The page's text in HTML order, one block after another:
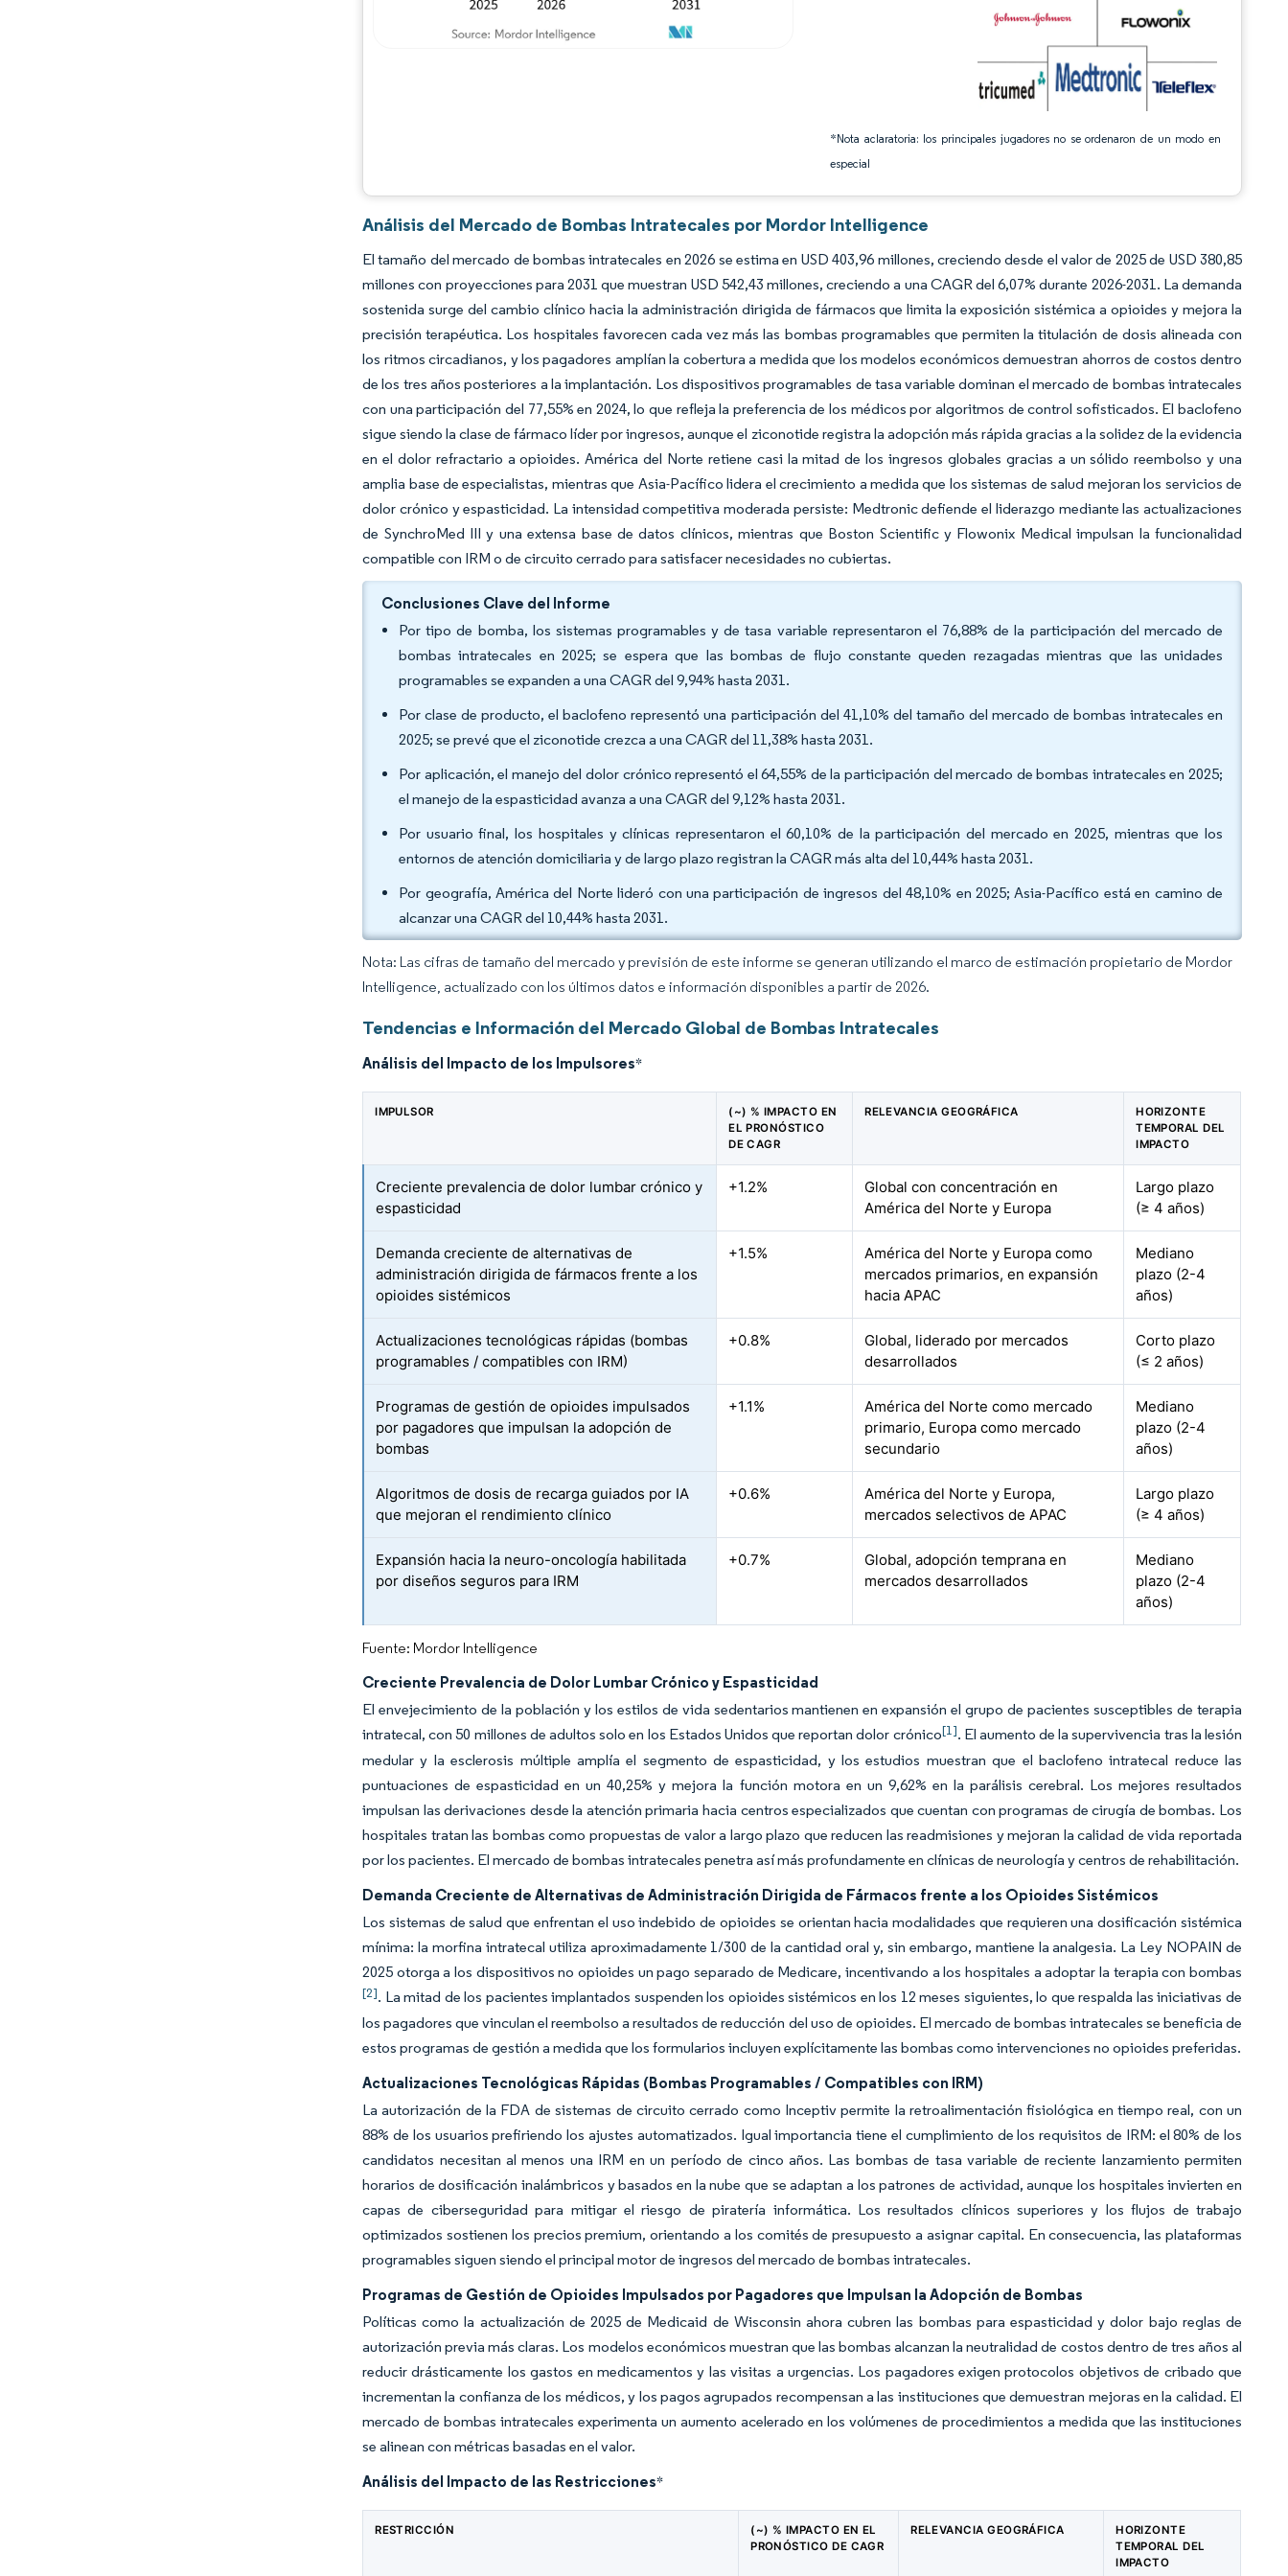
*Nota aclaratoria: los principales jugadores no se ordenaron de un modo en
especial
Análisis del Mercado de Bombas Intratecales por Mordor Intelligence
El tamaño del mercado de bombas intratecales en 2026 se estima en USD 403,96 millones, creciendo desde el valor de 2025 de USD 380,85
millones con proyecciones para 2031 que muestran USD 542,43 millones, creciendo a una CAGR del 6,07% durante 2026-2031. La demanda
sostenida surge del cambio clínico hacia la administración dirigida de fármacos que limita la exposición sistémica a opioides y mejora la
precisión terapéutica. Los hospitales favorecen cada vez más las bombas programables que permiten la titulación de dosis alineada con
los ritmos circadianos, y los pagadores amplían la cobertura a medida que los modelos económicos demuestran ahorros de costos dentro
de los tres años posteriores a la implantación. Los dispositivos programables de tasa variable dominan el mercado de bombas intratecales
con una participación del 77,55% en 2024, lo que refleja la preferencia de los médicos por algoritmos de control sofisticados. El baclofeno
sigue siendo la clase de fármaco líder por ingresos, aunque el ziconotide registra la adopción más rápida gracias a la solidez de la evidencia
en el dolor refractario a opioides. América del Norte retiene casi la mitad de los ingresos globales gracias a un sólido reembolso y una
amplia base de especialistas, mientras que Asia-Pacífico lidera el crecimiento a medida que los sistemas de salud mejoran los servicios de
dolor crónico y espasticidad. La intensidad competitiva moderada persiste: Medtronic defiende el liderazgo mediante las actualizaciones
de SynchroMed III y una extensa base de datos clínicos, mientras que Boston Scientific y Flowonix Medical impulsan la funcionalidad
compatible con IRM o de circuito cerrado para satisfacer necesidades no cubiertas.
Conclusiones Clave del Informe
Por tipo de bomba, los sistemas programables y de tasa variable representaron el 76,88% de la participación del mercado de
bombas intratecales en 2025; se espera que las bombas de flujo constante queden rezagadas mientras que las unidades
programables se expanden a una CAGR del 9,94% hasta 2031.
Por clase de producto, el baclofeno representó una participación del 41,10% del tamaño del mercado de bombas intratecales en
2025; se prevé que el ziconotide crezca a una CAGR del 11,38% hasta 2031.
Por aplicación, el manejo del dolor crónico representó el 64,55% de la participación del mercado de bombas intratecales en 2025;
el manejo de la espasticidad avanza a una CAGR del 9,12% hasta 2031.
Por usuario final, los hospitales y clínicas representaron el 60,10% de la participación del mercado en 2025, mientras que los
entornos de atención domiciliaria y de largo plazo registran la CAGR más alta del 10,44% hasta 2031.
Por geografía, América del Norte lideró con una participación de ingresos del 48,10% en 2025; Asia-Pacífico está en camino de
alcanzar una CAGR del 10,44% hasta 2031.
Nota: Las cifras de tamaño del mercado y previsión de este informe se generan utilizando el marco de estimación propietario de Mordor
Intelligence, actualizado con los últimos datos e información disponibles a partir de 2026.
Tendencias e Información del Mercado Global de Bombas Intratecales
Análisis del Impacto de los Impulsores*
IMPULSOR
(~) % IMPACTO EN
EL PRONÓSTICO
DE CAGR
RELEVANCIA GEOGRÁFICA
HORIZONTE
TEMPORAL DEL
IMPACTO
Creciente prevalencia de dolor lumbar crónico y
espasticidad
+1.2%
Global con concentración en
América del Norte y Europa
Largo plazo
(≥ 4 años)
Demanda creciente de alternativas de
administración dirigida de fármacos frente a los
opioides sistémicos
+1.5%
América del Norte y Europa como
mercados primarios, en expansión
hacia APAC
Mediano
plazo (2-4
años)
Actualizaciones tecnológicas rápidas (bombas
programables / compatibles con IRM)
+0.8%
Global, liderado por mercados
desarrollados
Corto plazo
(≤ 2 años)
Programas de gestión de opioides impulsados
por pagadores que impulsan la adopción de
bombas
+1.1%
América del Norte como mercado
primario, Europa como mercado
secundario
Mediano
plazo (2-4
años)
Algoritmos de dosis de recarga guiados por IA
que mejoran el rendimiento clínico
+0.6%
América del Norte y Europa,
mercados selectivos de APAC
Largo plazo
(≥ 4 años)
Expansión hacia la neuro-oncología habilitada
por diseños seguros para IRM
+0.7%
Global, adopción temprana en
mercados desarrollados
Mediano
plazo (2-4
años)
Fuente: Mordor Intelligence
Creciente Prevalencia de Dolor Lumbar Crónico y Espasticidad
El envejecimiento de la población y los estilos de vida sedentarios mantienen en expansión el grupo de pacientes susceptibles de terapia
intratecal, con 50 millones de adultos solo en los Estados Unidos que reportan dolor crónico[1]. El aumento de la supervivencia tras la lesión
medular y la esclerosis múltiple amplía el segmento de espasticidad, y los estudios muestran que el baclofeno intratecal reduce las
puntuaciones de espasticidad en un 40,25% y mejora la función motora en un 9,62% en la parálisis cerebral. Los mejores resultados
impulsan las derivaciones desde la atención primaria hacia centros especializados que cuentan con programas de cirugía de bombas. Los
hospitales tratan las bombas como propuestas de valor a largo plazo que reducen las readmisiones y mejoran la calidad de vida reportada
por los pacientes. El mercado de bombas intratecales penetra así más profundamente en clínicas de neurología y centros de rehabilitación.
Demanda Creciente de Alternativas de Administración Dirigida de Fármacos frente a los Opioides Sistémicos
Los sistemas de salud que enfrentan el uso indebido de opioides se orientan hacia modalidades que requieren una dosificación sistémica
mínima: la morfina intratecal utiliza aproximadamente 1/300 de la cantidad oral y, sin embargo, mantiene la analgesia. La Ley NOPAIN de
2025 otorga a los dispositivos no opioides un pago separado de Medicare, incentivando a los hospitales a adoptar la terapia con bombas
[2]. La mitad de los pacientes implantados suspenden los opioides sistémicos en los 12 meses siguientes, lo que respalda las iniciativas de
los pagadores que vinculan el reembolso a resultados de reducción del uso de opioides. El mercado de bombas intratecales se beneficia de
estos programas de gestión a medida que los formularios incluyen explícitamente las bombas como intervenciones no opioides preferidas.
Actualizaciones Tecnológicas Rápidas (Bombas Programables / Compatibles con IRM)
La autorización de la FDA de sistemas de circuito cerrado como Inceptiv permite la retroalimentación fisiológica en tiempo real, con un
88% de los usuarios prefiriendo los ajustes automatizados. Igual importancia tiene el cumplimiento de los requisitos de IRM: el 80% de los
candidatos necesitan al menos una IRM en un período de cinco años. Las bombas de tasa variable de reciente lanzamiento permiten
horarios de dosificación inalámbricos y basados en la nube que se adaptan a los patrones de actividad, aunque los hospitales invierten en
capas de ciberseguridad para mitigar el riesgo de piratería informática. Los resultados clínicos superiores y los flujos de trabajo
optimizados sostienen los precios premium, orientando a los comités de presupuesto a asignar capital. En consecuencia, las plataformas
programables siguen siendo el principal motor de ingresos del mercado de bombas intratecales.
Programas de Gestión de Opioides Impulsados por Pagadores que Impulsan la Adopción de Bombas
Políticas como la actualización de 2025 de Medicaid de Wisconsin ahora cubren las bombas para espasticidad y dolor bajo reglas de
autorización previa más claras. Los modelos económicos muestran que las bombas alcanzan la neutralidad de costos dentro de tres años al
reducir drásticamente los gastos en medicamentos y las visitas a urgencias. Los pagadores exigen protocolos objetivos de cribado que
incrementan la confianza de los médicos, y los pagos agrupados recompensan a las instituciones que demuestran mejoras en la calidad. El
mercado de bombas intratecales experimenta un aumento acelerado en los volúmenes de procedimientos a medida que las instituciones
se alinean con métricas basadas en el valor.
Análisis del Impacto de las Restricciones*
RESTRICCIÓN
(~) % IMPACTO EN EL
PRONÓSTICO DE CAGR
RELEVANCIA GEOGRÁFICA
HORIZONTE
TEMPORAL DEL
IMPACTO